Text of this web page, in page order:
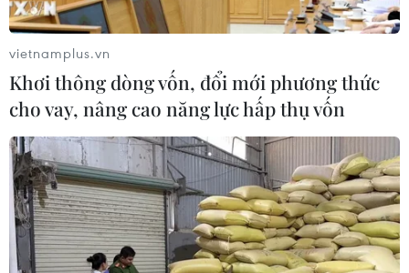
vietnamplus.vn
Khơi thông dòng vốn, đổi mới phương thức
cho vay, nâng cao năng lực hấp thụ vốn